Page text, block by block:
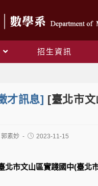
招生資訊
才訊息] [臺北市
郭素妙 2023-11-15
北市文山區實踐國中(臺北